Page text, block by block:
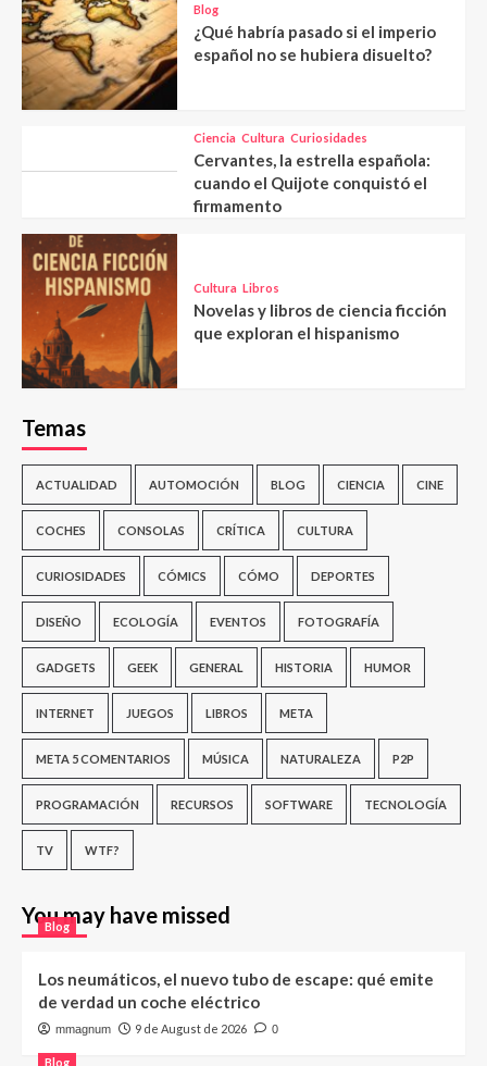
Blog
¿Qué habría pasado si el imperio
español no se hubiera disuelto?
Ciencia Cultura Curiosidades
Cervantes, la estrella española:
cuando el Quijote conquistó el
firmamento
Cultura Libros
Novelas y libros de ciencia ficción
que exploran el hispanismo
Temas
ACTUALIDAD AUTOMOCIÓN BLOG CIENCIA CINE
COCHES CONSOLAS CRÍTICA CULTURA
CURIOSIDADES CÓMICS CÓMO DEPORTES
DISEÑO ECOLOGÍA EVENTOS FOTOGRAFÍA
GADGETS GEEK GENERAL HISTORIA HUMOR
INTERNET JUEGOS LIBROS META
META 5 COMENTARIOS MÚSICA NATURALEZA P2P
PROGRAMACIÓN RECURSOS SOFTWARE TECNOLOGÍA
TV WTF?
You may have missed
Blog
Los neumáticos, el nuevo tubo de escape: qué emite
de verdad un coche eléctrico
mmagnum 9 de August de 2026 0
Blog